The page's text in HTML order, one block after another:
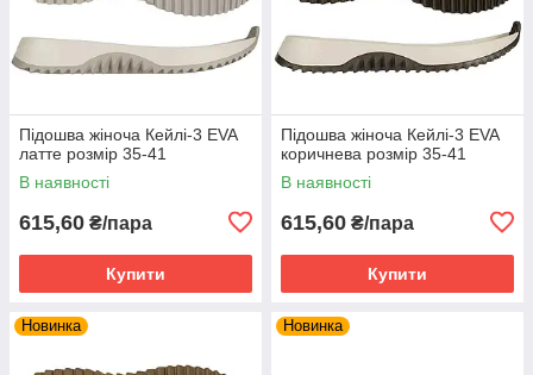
Підошва жіноча Кейлі-3 EVA
латте розмір 35-41
В наявності
615,60 ₴/пара
Купити
Підошва жіноча Кейлі-3 EVA
коричнева розмір 35-41
В наявності
615,60 ₴/пара
Купити
Новинка Новинка